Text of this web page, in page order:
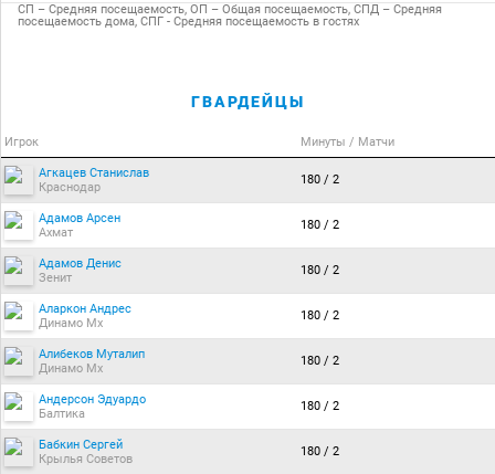
СП – Средняя посещаемость, ОП – Общая посещаемость, СПД – Средняя
посещаемость дома, СПГ - Средняя посещаемость в гостях
ГВАРДЕЙЦЫ
Игрок Минуты / Матчи
Агкацев Станислав
Краснодар
180 / 2
Адамов Арсен
Ахмат
180 / 2
Адамов Денис
Зенит
180 / 2
Аларкон Андрес
Динамо Мх
180 / 2
Алибеков Муталип
Динамо Мх
180 / 2
Андерсон Эдуардо
Балтика
180 / 2
Бабкин Сергей
Крылья Советов
180 / 2